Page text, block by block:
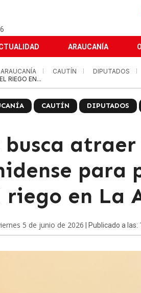
ARAUCANÍA
ARAUCANÍA CAUTÍN DIPUTADOS
RIEGO EN...
CAUTÍN DIPUTADOS
busca
para
riego en La
5 de junio de 2026 | Publicado a las: